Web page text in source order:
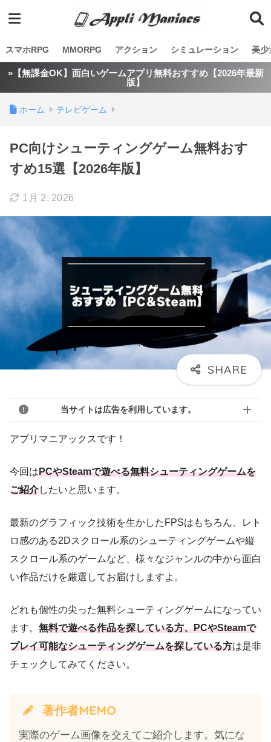
スマホRPG MMORPG アクション シミュレーション 美少
»【無課金OK】面白いゲームアプリ無料おすすめ【2026年最新
版】
ホーム テレビゲーム
PC向けシューティングゲーム無料おす
すめ15選【2026年版】
1月 2, 2026
当サイトは広告を利用しています。
アプリマニアックスです！
今回はPCやSteamで遊べる無料シューティングゲームを
ご紹介したいと思います。
最新のグラフィック技術を生かしたFPSはもちろん、レト
ロ感のある2Dスクロール系のシューティングゲームや縦
スクロール系のゲームなど、様々なジャンルの中から面白
い作品だけを厳選してお届けしますよ。
どれも個性の尖った無料シューティングゲームになってい
ます。 無料で遊べる作品を探している方、PCやSteamで
プレイ可能なシューティングゲームを探している方は是非
チェックしてみてください。
著作者MEMO
実際のゲーム画像を交えてご紹介します。気にな